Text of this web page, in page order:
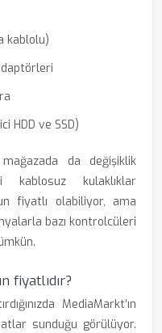
kablolu)
HDD ve SSD)
da değişiklik
kablosuz kulaklıklar
fiyatlı olabiliyor, ama
bazı kontrolcüleri
fiyatlıdır?
MediaMarkt’ın
sunduğu görülüyor.